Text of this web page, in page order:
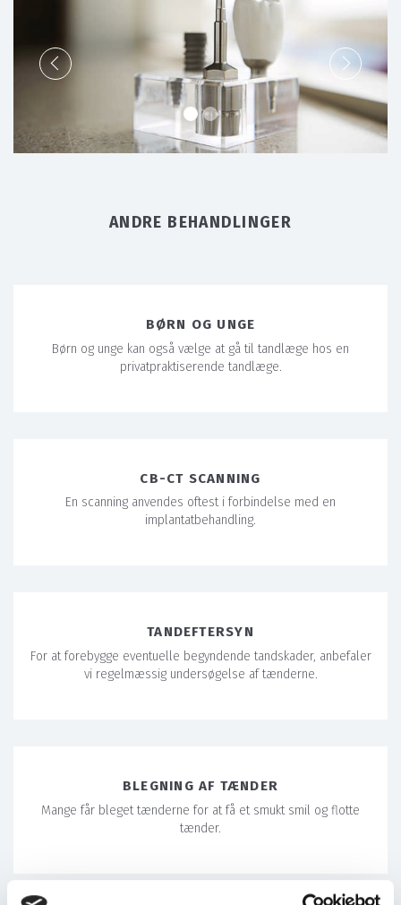
ANDRE BEHANDLINGER
BØRN OG UNGE
Børn og unge kan også vælge at gå til tandlæge hos en
privatpraktiserende tandlæge.
CB-CT SCANNING
En scanning anvendes oftest i forbindelse med en
implantatbehandling.
TANDEFTERSYN
For at forebygge eventuelle begyndende tandskader, anbefaler
vi regelmæssig undersøgelse af tænderne.
BLEGNING AF TÆNDER
Mange får bleget tænderne for at få et smukt smil og flotte
tænder.